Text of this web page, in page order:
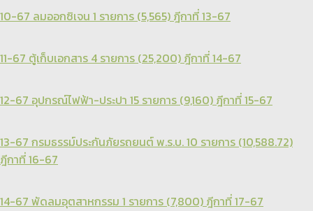
10-67 ลมออกซิเจน 1 รายการ (5,565) ฎีกาที่ 13-67
11-67 ตู้เก็บเอกสาร 4 รายการ (25,200) ฎีกาที่ 14-67
12-67 อุปกรณ์ไฟฟ้า-ประปา 15 รายการ (9,160) ฎีกาที่ 15-67
13-67 กรมธรรม์ประกันภัยรถยนต์ พ.ร.บ. 10 รายการ (10,588.72)
ฎีกาที่ 16-67
14-67 พัดลมอุตสาหกรรม 1 รายการ (7,800) ฎีกาที่ 17-67